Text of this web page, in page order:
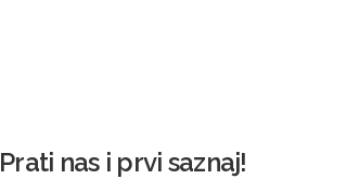
Prati nas i prvi saznaj!